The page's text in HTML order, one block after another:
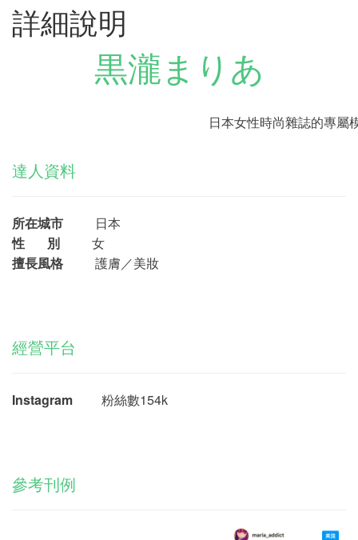
詳細說明
黒瀧まりあ
日本女性時尚雜誌的專屬
達人資料
所在城市 日本
性 別 女
擅長風格 護膚／美妝
經營平台
Instagram 粉絲數154k
參考刊例